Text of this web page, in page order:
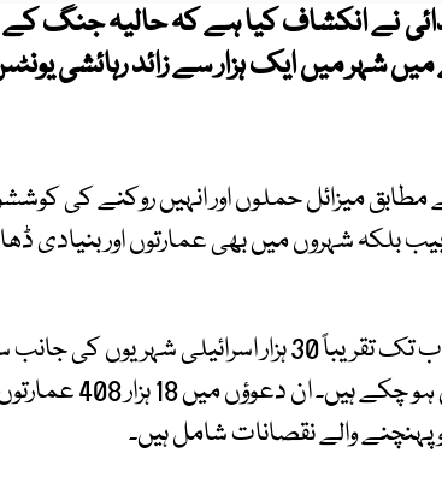
نے انکشاف کیا ہے کہ حالیہ جنگ کے
شہر میں ایک ہزار سے زائد رہائشی
میزائل حملوں اور انہیں روکنے کی
بلکہ شہروں میں بھی عمارتوں اور بنیادی
رپورٹ کے مطابق حکام کو اب تک تقریباً 30 ہزار اسرائیلی